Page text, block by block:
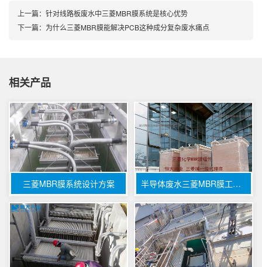
上一篇： 针对线路板废水中三菱MBR膜系统是核心优势
下一篇： 为什么三菱MBR膜能解决PCB这种成分复杂废水痛点
相关产品
三菱MBR膜系统设计方案 半导体废水三菱MBR膜工艺流程，及膜出水近反渗透的注意事项